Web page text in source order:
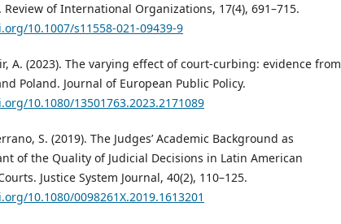
Review of International Organizations, 17(4), 691–715.
10.1007/s11558-021-09439-9
A. (2023). The varying effect of court-curbing: evidence from
Poland. Journal of European Public Policy.
10.1080/13501763.2023.2171089
S. (2019). The Judges’ Academic Background as
of the Quality of Judicial Decisions in Latin American
Justice System Journal, 40(2), 110–125.
10.1080/0098261X.2019.1613201